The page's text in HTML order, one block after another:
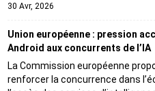
30 Avr, 2026
Union européenne : pression
Android aux concurrents de l’IA
La Commission européenne
renforcer la concurrence dans